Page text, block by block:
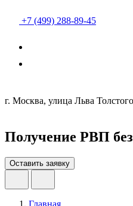
+7 (499) 288-89-45
г. Москва, улица Льва
Получение РВП
Оставить заявку
Главная